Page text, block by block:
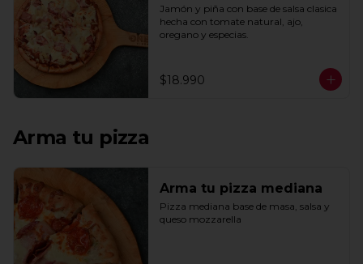
Jamón y piña con base de salsa clasica
hecha con tomate natural, ajo,
oregano y especias.
$18.990
Arma tu pizza
Arma tu pizza mediana
Pizza mediana base de masa, salsa y
queso mozzarella